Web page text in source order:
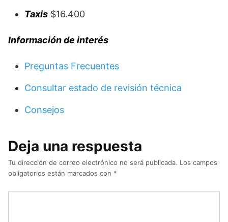
Taxis $16.400
Informaciónde interés
Preguntas Frecuentes
Consultar estado de revisión técnica
Consejos
Deja una respuesta
Tu dirección de correo electrónico no será publicada. Los campos
obligatorios están marcados con *